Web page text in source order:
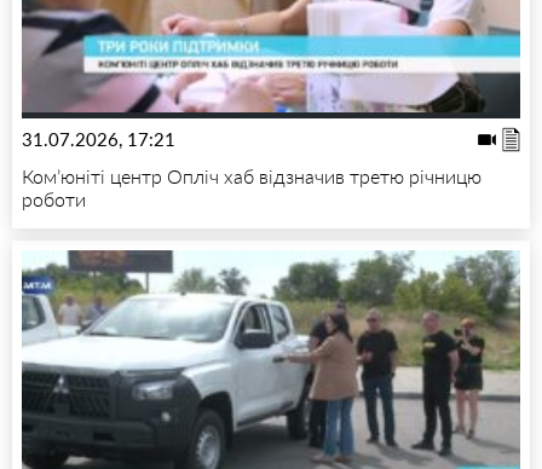
31.07.2026, 17:21
Ком’юніті центр Опліч хаб відзначив третю річницю
роботи